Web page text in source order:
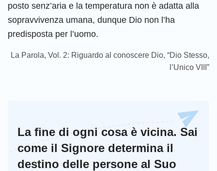
posto senz’aria e la temperatura non è adatta alla
sopravvivenza umana, dunque Dio non l’ha
predisposta per l’uomo.
La Parola, Vol. 2: Riguardo al conoscere Dio, “Dio Stesso,
l’Unico VIII”
La fine di ogni cosa è vicina. Sai
come il Signore determina il
destino delle persone al Suo